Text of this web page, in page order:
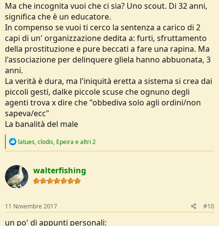
Ma che incognita vuoi che ci sia? Uno scout. Di 32 anni,
significa che è un educatore.
In compenso se vuoi ti cerco la sentenza a carico di 2
capi di un' organizzazione dedita a: furti, sfruttamento
della prostituzione e pure beccati a fare una rapina. Ma
l'associazione per delinquere gliela hanno abbuonata, 3
anni.
La verità è dura, ma l'iniquità eretta a sistema si crea dai
piccoli gesti, dalke piccole scuse che ognuno degli
agenti trova x dire che "obbediva solo agli ordini/non
sapeva/ecc"
La banalità del male
R
c
t
i
o
s
:
latues,clodis, Epeira e altri 2
walterfishing
11 Novembre 2017 #10
un po' di appunti personali: